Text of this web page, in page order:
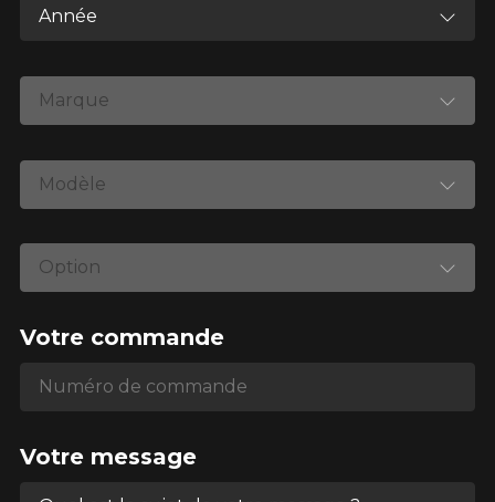
Marque
Modèle
Option
Votre commande
Votre message